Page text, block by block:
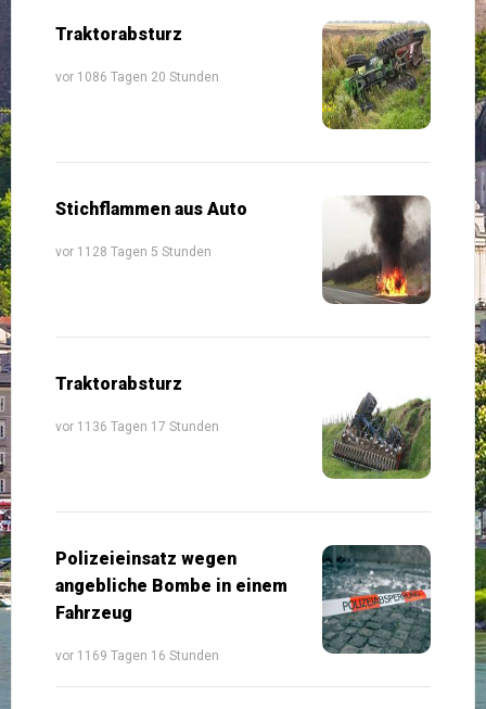
Traktorabsturz
vor 1086 Tagen 20 Stunden
Stichflammen aus Auto
vor 1128 Tagen 5 Stunden
Traktorabsturz
vor 1136 Tagen 17 Stunden
Polizeieinsatz wegen
angebliche Bombe in einem
Fahrzeug
vor 1169 Tagen 16 Stunden